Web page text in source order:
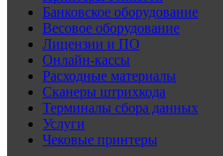
Банковское оборудование
Весовое оборудование
Лицензии и ПО
Онлайн-кассы
Расходные материалы
Сканеры штрихкода
Терминалы сбора данных
Услуги
Чековые принтеры